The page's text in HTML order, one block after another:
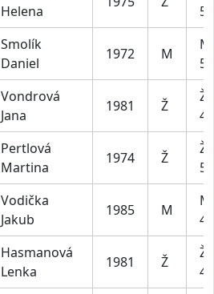
Helena
Smolík
Daniel
1972 M
Vondrová
Jana
1981 Ž
Pertlová
Martina
1974 Ž
Vodička
Jakub
1985 M
Hasmanová
Lenka
1981 Ž